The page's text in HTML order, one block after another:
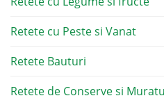
Retete cu Peste si Vanat
Retete Bauturi
Retete de Conserve si